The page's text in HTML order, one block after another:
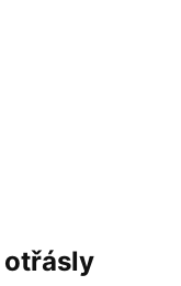
otřásly